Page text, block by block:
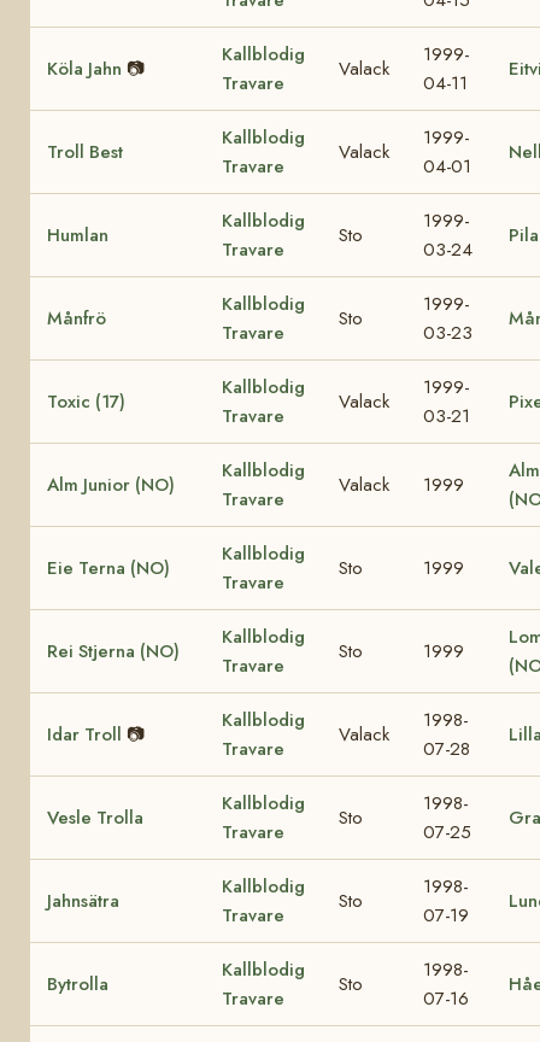
Köla Jahn 📷
Kallblodig
Travare
Valack
1999-
04-11
Troll Best
Kallblodig
Travare
Valack
1999-
04-01
Humlan
Kallblodig
Travare
Sto
1999-
03-24
Månfrö
Kallblodig
Travare
Sto
1999-
03-23
Toxic (17)
Kallblodig
Travare
Valack
1999-
03-21
Alm Junior (NO)
Kallblodig
Travare
Valack 1999
Eie Terna (NO)
Kallblodig
Travare
Sto 1999
Rei Stjerna (NO)
Kallblodig
Travare
Sto 1999
Idar Troll 📷
Kallblodig
Travare
Valack
1998-
07-28
Vesle Trolla
Kallblodig
Travare
Sto
1998-
07-25
Jahnsätra
Kallblodig
Travare
Sto
1998-
07-19
Bytrolla
Kallblodig
Travare
Sto
1998-
07-16